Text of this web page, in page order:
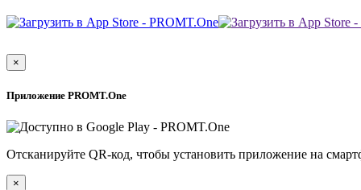
×
Приложение PROMT.One
Отсканируйте QR-код, чтобы установить приложение на
×